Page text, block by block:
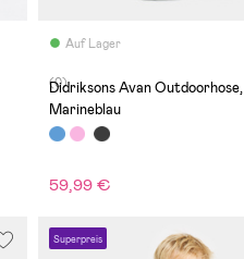
Auf Lager
(0)
Didriksons Avan Outdoorhose,
Marineblau
59,99 €
Superpreis